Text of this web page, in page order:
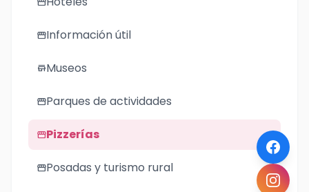
storefrontInformación útil
storeMuseos
storefrontParques de actividades
storefrontPizzerías
storefrontPosadas y turismo rural